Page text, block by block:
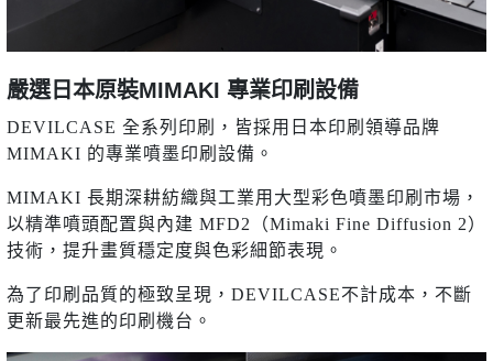
嚴選日本原裝MIMAKI 專業印刷設備
DEVILCASE 全系列印刷，皆採用日本印刷領導品牌
MIMAKI 的專業噴墨印刷設備。
MIMAKI 長期深耕紡織與工業用大型彩色噴墨印刷市場，
以精準噴頭配置與內建 MFD2（Mimaki Fine Diffusion 2）
技術，提升畫質穩定度與色彩細節表現。
為了印刷品質的極致呈現，DEVILCASE不計成本，不斷
更新最先進的印刷機台。